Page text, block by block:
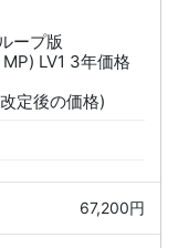
ープ版
LV1 3年価格
定後の価格)
67,200円